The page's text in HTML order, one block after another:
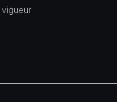
vigueur